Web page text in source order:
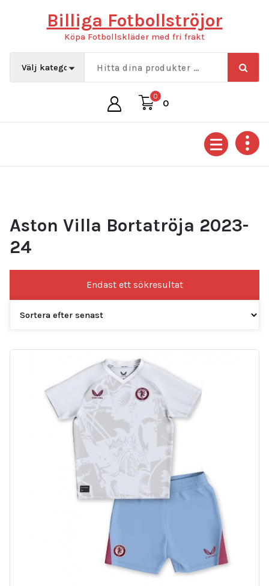
Billiga Fotbollströjor
Köpa Fotbollskläder med fri frakt
0
0
Aston Villa Bortatröja 2023-
24
Endast ett sökresultat